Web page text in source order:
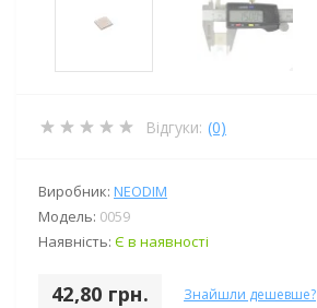
Відгуки: (0)
Виробник: NEODIM
Модель: 0059
Наявність: Є в наявності
42,80 грн. Знайшли дешевше?